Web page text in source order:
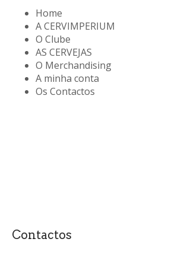
Home
A CERVIMPERIUM
O Clube
AS CERVEJAS
O Merchandising
A minha conta
Os Contactos
Contactos